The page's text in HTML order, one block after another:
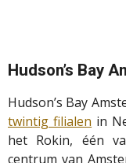
Hudson’s Bay
Hudson’s Bay
twintig filialen in
het Rokin, één
centrum van